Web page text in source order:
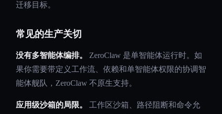
迁移目标。
常见的生产关切
没有多智能体编排。
ZeroClaw 是单智能体运行时。如
果你需要带定义工作流、依赖和单智能体权限的协调智
能体舰队，ZeroClaw 不原生支持。
应用级沙箱的局限。
工作区沙箱、路径阻断和命令允